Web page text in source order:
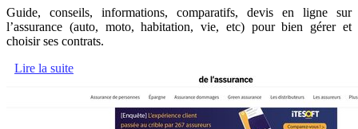
Guide, conseils, informations, comparatifs, devis en ligne sur
l’assurance (auto, moto, habitation, vie, etc) pour bien gérer et
choisir ses contrats.
Lire la suite